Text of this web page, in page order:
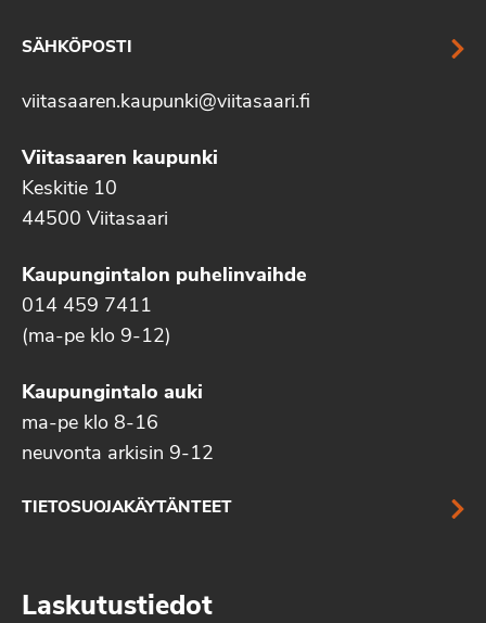
SÄHKÖPOSTI
viitasaaren.kaupunki@viitasaari.fi
Viitasaaren kaupunki
Keskitie 10
44500 Viitasaari
Kaupungintalon puhelinvaihde
014 459 7411
(ma-pe klo 9-12)
Kaupungintalo auki
ma-pe klo 8-16
neuvonta arkisin 9-12
TIETOSUOJAKÄYTÄNTEET
Laskutustiedot